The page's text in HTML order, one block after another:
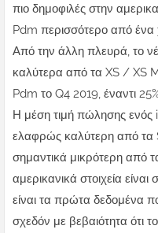
πιο δημοφιλές στην
Pdm περισσότερο από ένα
Από την άλλη πλευρά, το
καλύτερα από τα XS / XS
Pdm το Q4 2019, έναντι
Η μέση τιμή πώλησης ενός
ελαφρώς καλύτερη από τα
σημαντικά μικρότερη από
αμερικανικά στοιχεία
είναι τα πρώτα δεδομένα
σχεδόν με βεβαιότητα ότι